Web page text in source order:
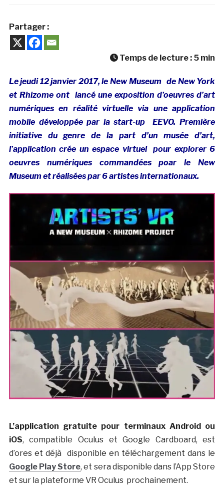
Partager :
Temps de lecture : 5 min
Le jeudi 12 janvier 2017, le New Museum de New York
et Rhizome ont lancé une exposition d’oeuvres d’art
numériques en réalité virtuelle via une application
mobile développée par la start-up EEVO. Première
initiative du genre de la part d’un musée d’art,
l’application crée un espace virtuel pour explorer 6
oeuvres numériques commandées poar le New
Museum et réalisées par 6 artistes internationaux.
L’application gratuite pour terminaux Android ou
iOS, compatible Oculus et Google Cardboard, est
d’ores et déjà disponible en téléchargement dans le
Google Play Store, et sera disponible dans l’App Store
et sur la plateforme VR Oculus prochainement.